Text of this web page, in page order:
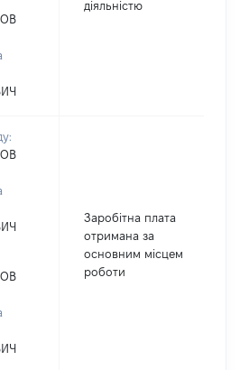
діяльністю
Заробітна плата
отримана за
основним місцем
роботи